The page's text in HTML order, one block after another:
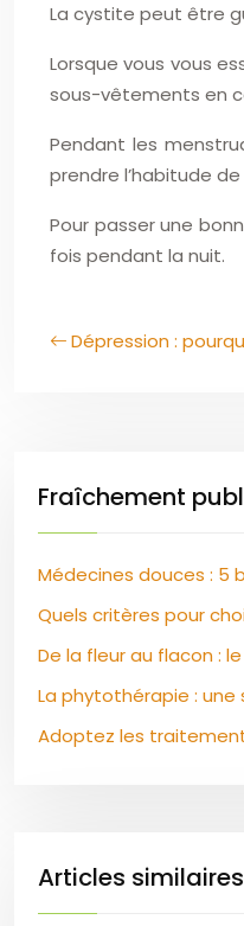
La cystite peut être
Lorsque vous vous
sous-vêtements en
Pendant les
prendre l’habitude
Pour passer une
fois pendant la nuit.
Dépression :
Fraîchement
Médecines douces : 5
Quels critères pour
De la fleur au flacon :
La phytothérapie :
Adoptez les
Articles similaires